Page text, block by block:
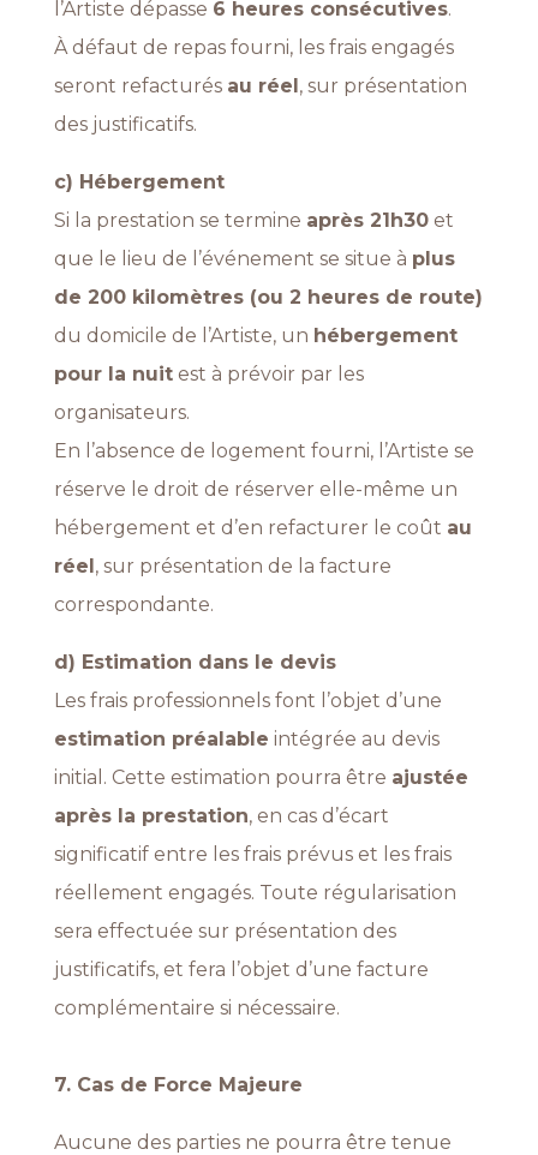
l’Artiste dépasse 6 heures consécutives.
À défaut de repas fourni, les frais engagés
seront refacturés au réel, sur présentation
des justificatifs.
c) Hébergement
Si la prestation se termine après 21h30et
que le lieu de l’événement se situe à plus
de 200 kilomètres (ou 2 heures de route)
du domicile de l’Artiste, un hébergement
pour la nuitest à prévoir par les
organisateurs.
En l’absence de logement fourni, l’Artiste se
réserve le droit de réserver elle-même un
hébergement et d’en refacturer le coût au
réel, sur présentation de la facture
correspondante.
d) Estimation dans le devis
Les frais professionnels font l’objet d’une
estimation préalable intégrée au devis
initial. Cette estimation pourra être ajustée
après la prestation, en cas d’écart
significatif entre les frais prévus et les frais
réellement engagés. Toute régularisation
sera effectuée sur présentation des
justificatifs, et fera l’objet d’une facture
complémentaire si nécessaire.
7. Cas de Force Majeure
Aucune des parties ne pourra être tenue